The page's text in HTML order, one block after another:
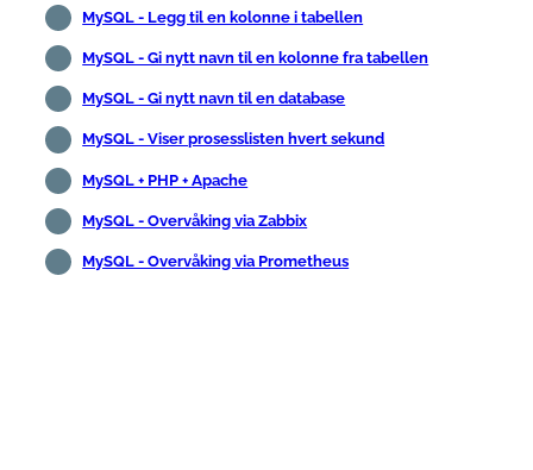
MySQL - Legg til en kolonne i tabellen
MySQL - Gi nytt navn til en kolonne fra tabellen
MySQL - Gi nytt navn til en database
MySQL - Viser prosesslisten hvert sekund
MySQL + PHP + Apache
MySQL - Overvåking via Zabbix
MySQL - Overvåking via Prometheus